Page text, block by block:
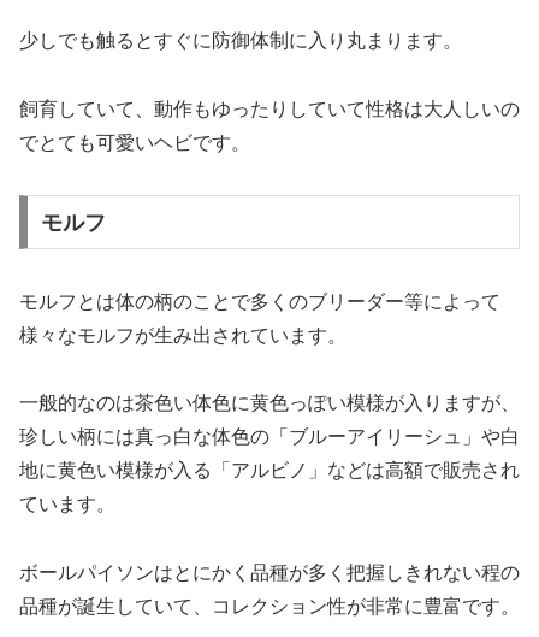
少しでも触るとすぐに防御体制に入り丸まります。
飼育していて、動作もゆったりしていて性格は大人しいの
でとても可愛いヘビです。
モルフ
モルフとは体の柄のことで多くのブリーダー等によって
様々なモルフが生み出されています。
一般的なのは茶色い体色に黄色っぽい模様が入りますが、
珍しい柄には真っ白な体色の「ブルーアイリーシュ」や白
地に黄色い模様が入る「アルビノ」などは高額で販売され
ています。
ボールパイソンはとにかく品種が多く把握しきれない程の
品種が誕生していて、コレクション性が非常に豊富です。